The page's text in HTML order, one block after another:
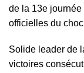
de la 13e
officielles du
Solide leader de
victoires